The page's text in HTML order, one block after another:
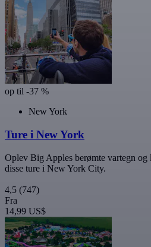
op til -37 %
New York
Ture i New York
Oplev Big Apples berømte vartegn og
disse ture i New York City.
4,5 (747)
Fra
14,99 US$